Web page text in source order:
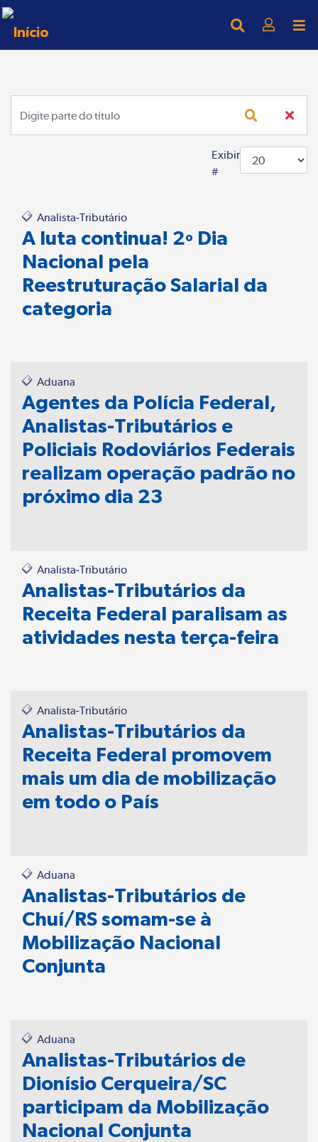
Exibir
#
Analista-Tributário
A luta continua! 2º Dia
Nacional pela
Reestruturação Salarial da
categoria
Aduana
Agentes da Polícia Federal,
Analistas-Tributários e
Policiais Rodoviários Federais
realizam operação padrão no
próximo dia 23
Analista-Tributário
Analistas-Tributários da
Receita Federal paralisam as
atividades nesta terça-feira
Analista-Tributário
Analistas-Tributários da
Receita Federal promovem
mais um dia de mobilização
em todo o País
Aduana
Analistas-Tributários de
Chuí/RS somam-se à
Mobilização Nacional
Conjunta
Aduana
Analistas-Tributários de
Dionísio Cerqueira/SC
participam da Mobilização
Nacional Conjunta